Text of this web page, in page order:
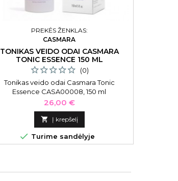
PREKĖS ŽENKLAS:
CASMARA
TONIKAS VEIDO ODAI CASMARA
TONIC ESSENCE 150 ML
(0)
Tonikas veido odai Casmara Tonic
Essence CASA00008, 150 ml
Kaina
26,00 €
 Į krepšelį
 Turime sandėlyje